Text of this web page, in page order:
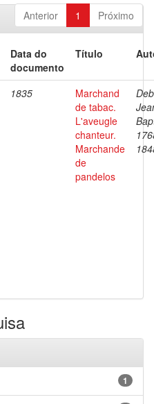
Anterior 1 Próximo
Data do
documento
Título
1835
Marchand
de tabac.
L'aveugle
chanteur.
Marchande
de
pandelos
1